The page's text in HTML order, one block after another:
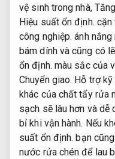
vệ sinh trong nhà,
Hiệu suất ổn định. cặn
công nghiệp. ánh
bám dính và cũng có
ổn định. màu sắc của
Chuyển giao. Hỗ trợ kỹ
khác của chất tẩy rửa
sạch sẽ lâu hơn và dễ
bỉ khi vận hành. Nếu
suất ổn định. bạn
nước rửa chén để lau